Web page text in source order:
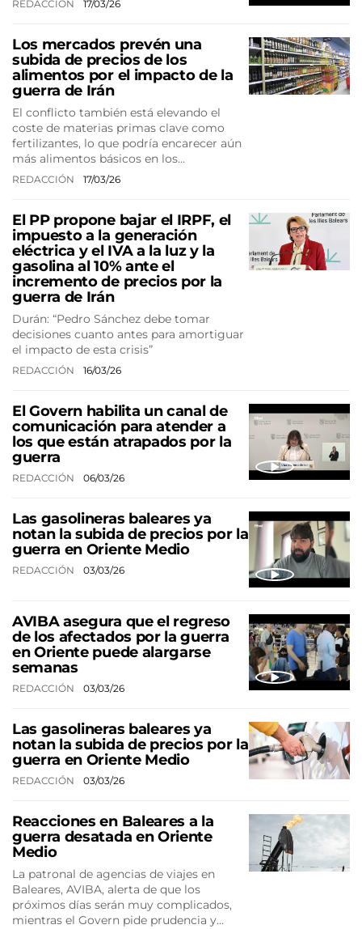
REDACCIÓN 17/03/26
Los mercados prevén una
subida de precios de los
alimentos por el impacto de la
guerra de Irán
El conflicto también está elevando el
coste de materias primas clave como
fertilizantes, lo que podría encarecer aún
más alimentos básicos en los…
REDACCIÓN 17/03/26
El PP propone bajar el IRPF, el
impuesto a la generación
eléctrica y el IVA a la luz y la
gasolina al 10% ante el
incremento de precios por la
guerra de Irán
Durán: “Pedro Sánchez debe tomar
decisiones cuanto antes para amortiguar
el impacto de esta crisis”
REDACCIÓN 16/03/26
El Govern habilita un canal de
comunicación para atender a
los que están atrapados por la
guerra
REDACCIÓN 06/03/26
Las gasolineras baleares ya
notan la subida de precios por la
guerra en Oriente Medio
REDACCIÓN 03/03/26
AVIBA asegura que el regreso
de los afectados por la guerra
en Oriente puede alargarse
semanas
REDACCIÓN 03/03/26
Las gasolineras baleares ya
notan la subida de precios por la
guerra en Oriente Medio
REDACCIÓN 03/03/26
Reacciones en Baleares a la
guerra desatada en Oriente
Medio
La patronal de agencias de viajes en
Baleares, AVIBA, alerta de que los
próximos días serán muy complicados,
mientras el Govern pide prudencia y…